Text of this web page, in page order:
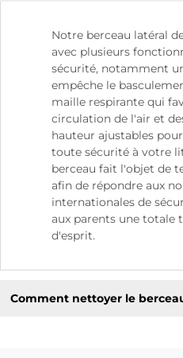
Notre berceau latéral
avec plusieurs
sécurité, notamment
empêche le
maille respirante qui
circulation de l'air et
hauteur ajustables
toute sécurité à votre
berceau fait l'objet de
afin de répondre aux
internationales de
aux parents une totale
d'esprit.
Comment nettoyer le